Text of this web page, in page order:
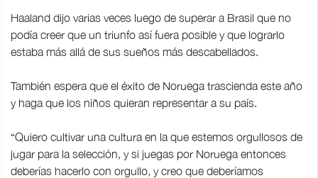
Haaland dijo varias veces luego de superar a Brasil que no
podía creer que un triunfo así fuera posible y que lograrlo
estaba más allá de sus sueños más descabellados.
También espera que el éxito de Noruega trascienda este año
y haga que los niños quieran representar a su país.
“Quiero cultivar una cultura en la que estemos orgullosos de
jugar para la selección, y si juegas por Noruega entonces
deberías hacerlo con orgullo, y creo que deberíamos